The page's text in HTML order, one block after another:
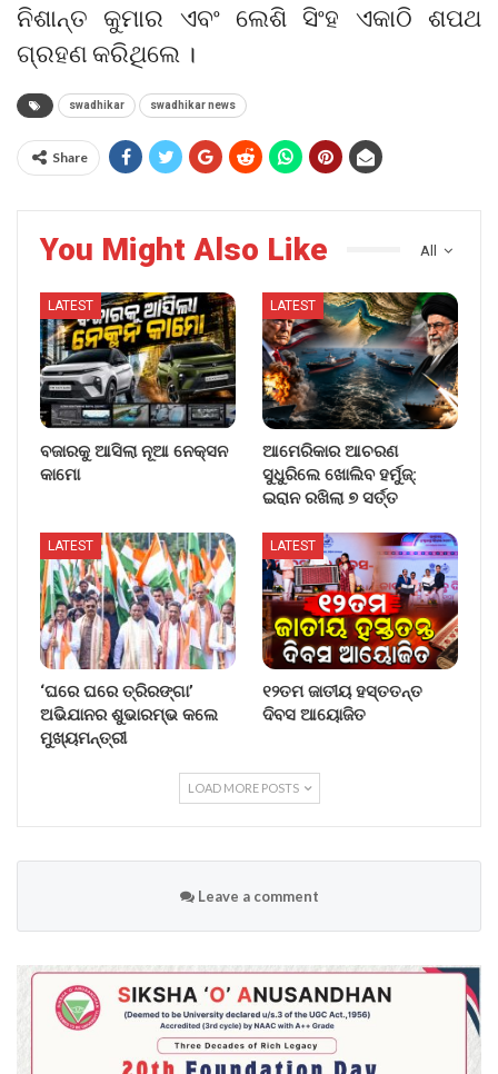
ନିଶାନ୍ତ କୁମାର ଏବଂ ଲେଶି ସିଂହ ଏକାଠି ଶପଥ
ଗ୍ରହଣ କରିଥିଲେ ।
swadhikar swadhikar news
Share
All
You Might Also Like
LATEST
ବଜାରକୁ ଆସିଲା ନୂଆ ନେକ୍ସନ
କାମୋ
LATEST
ଆମେରିକାର ଆଚରଣ
ସୁଧୁରିଲେ ଖୋଲିବ ହର୍ମୁଜ୍:
ଇରାନ ରଖିଲା ୭ ସର୍ତ୍ତ
LATEST
‘ଘରେ ଘରେ ତ୍ରିରଙ୍ଗା’
ଅଭିଯାନର ଶୁଭାରମ୍ଭ କଲେ
ମୁଖ୍ୟମନ୍ତ୍ରୀ
LATEST
୧୨ତମ ଜାତୀୟ ହସ୍ତତନ୍ତ
ଦିବସ ଆୟୋଜିତ
LOAD MORE POSTS
Leave a comment